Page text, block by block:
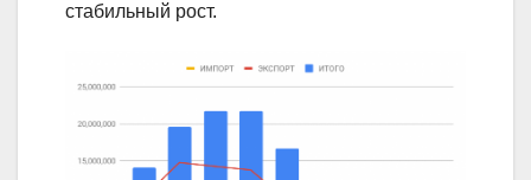
стабильный рост.